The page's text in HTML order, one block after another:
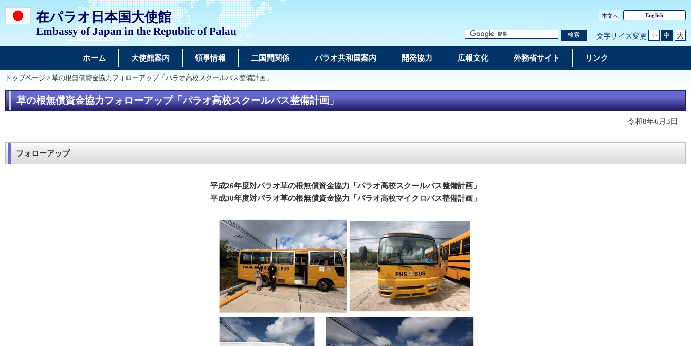
在パラオ日本国大使館
Embassy of Japan in the Republic of Palau
本文へ English
検索 文字サイズ変更 小 中 大
ホーム 大使館案内 領事情報 二国間関係 パラオ共和国案内 開発協力 広報文化 外務省サイト リンク
トップページ > 草の根無償資金協力フォローアップ「パラオ高校スクールバス整備計画」
草の根無償資金協力フォローアップ「パラオ高校スクールバス整備計画」
令和8年6月3日
フォローアップ
平成26年度対パラオ草の根無償資金協力「パラオ高校スクールバス整備計画」
平成30年度対パラオ草の根無償資金協力「パラオ高校マイクロバス整備計画」